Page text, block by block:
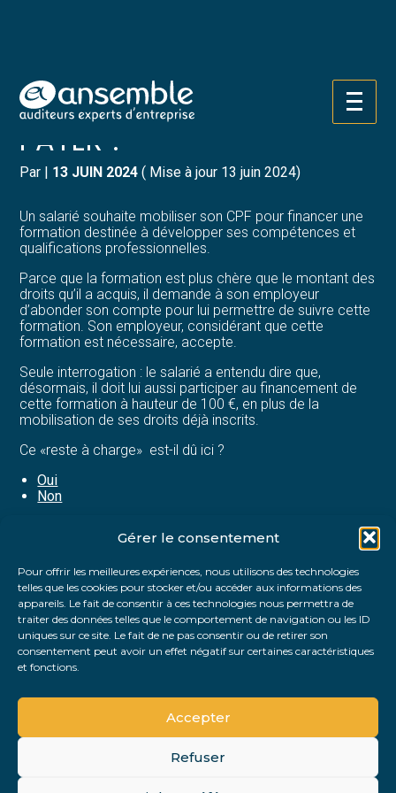
Gérer le consentement
Pour offrir les meilleures expériences, nous utilisons des technologies
telles que les cookies pour stocker et/ou accéder aux informations des
appareils. Le fait de consentir à ces technologies nous permettra de
traiter des données telles que le comportement de navigation ou les ID
uniques sur ce site. Le fait de ne pas consentir ou de retirer son
consentement peut avoir un effet négatif sur certaines caractéristiques
et fonctions.
Accepter
Refuser
Aller
au
Gérer votre quotidien
Développer votre entreprise
Construire votre patrimoine
Structurer votre croissance
Être prêt pour la facturation
électronique
Suivre votre comptabilité
Dématérialiser vos documents
COMPTE PERSONNEL DE
FORMATION : 100 € À
PAYER ?
Par | 13 JUIN 2024 ( Mise à jour 13 juin 2024)
Un salarié souhaite mobiliser son CPF pour financer une
formation destinée à développer ses compétences et
qualifications professionnelles.
Parce que la formation est plus chère que le montant des
droits qu’il a acquis, il demande à son employeur
d’abonder son compte pour lui permettre de suivre cette
formation. Son employeur, considérant que cette
formation est nécessaire, accepte.
Seule interrogation : le salarié a entendu dire que,
désormais, il doit lui aussi participer au financement de
cette formation à hauteur de 100 €, en plus de la
mobilisation de ses droits déjà inscrits.
Ce «reste à charge» est-il dû ici ?
Oui
Non
FaceBook
TwitterLinkedIn